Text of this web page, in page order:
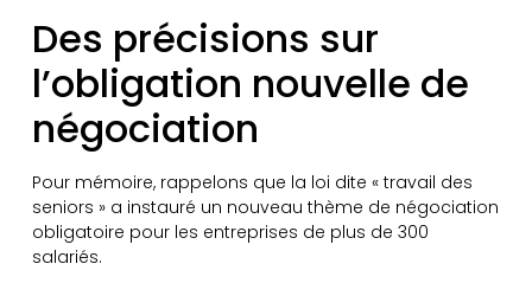
Des précisions sur
l’obligation nouvelle de
négociation
Pour mémoire, rappelons que la loi dite « travail des
seniors » a instauré un nouveau thème de négociation
obligatoire pour les entreprises de plus de 300
salariés.